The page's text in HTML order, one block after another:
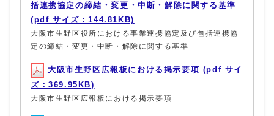
括連携協定の締結・変更・中断・解除に関する基準
(pdf サイズ：144.81KB)
大阪市生野区役所における事業連携協定及び包括連携協
定の締結・変更・中断・解除に関する基準
大阪市生野区広報板における掲示要項 (pdf サイ
ズ：369.95KB)
大阪市生野区広報板における掲示要項